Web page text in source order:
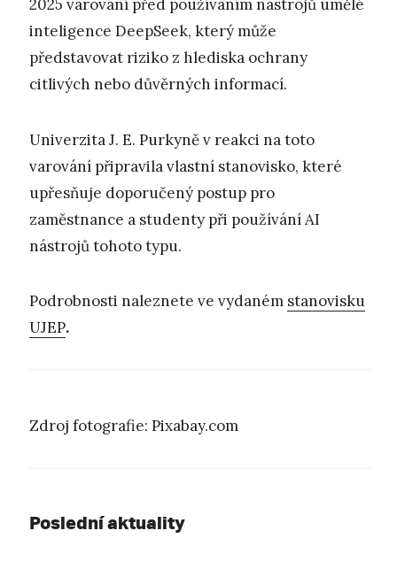
2025 varování před používáním nástrojů umělé
inteligence DeepSeek, který může
představovat riziko z hlediska ochrany
citlivých nebo důvěrných informací.
Univerzita J. E. Purkyně v reakci na toto
varování připravila vlastní stanovisko, které
upřesňuje doporučený postup pro
zaměstnance a studenty při používání AI
nástrojů tohoto typu.
Podrobnosti naleznete ve vydaném stanovisku
UJEP.
Zdroj fotografie: Pixabay.com
Poslední aktuality